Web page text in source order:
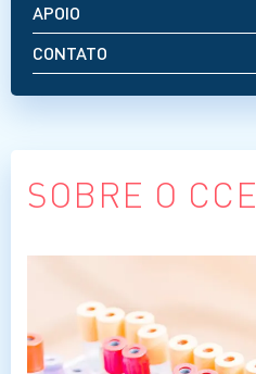
APOIO
CONTATO
SOBRE O CCE